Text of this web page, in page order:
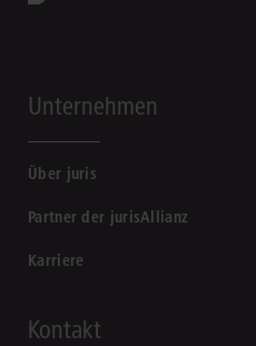
Unternehmen
Über juris
Partner der jurisAllianz
Karriere
Kontakt